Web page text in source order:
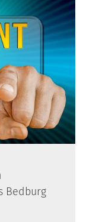
Bedburg